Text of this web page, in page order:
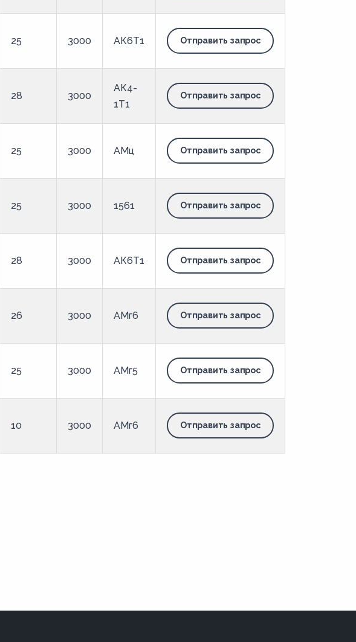
25 3000 АК6Т1 Отправить запрос
28 3000
АК4-
1Т1
Отправить запрос
25 3000 АМц Отправить запрос
25 3000 1561 Отправить запрос
28 3000 АК6Т1 Отправить запрос
26 3000 АМг6 Отправить запрос
25 3000 АМг5 Отправить запрос
10 3000 АМг6 Отправить запрос